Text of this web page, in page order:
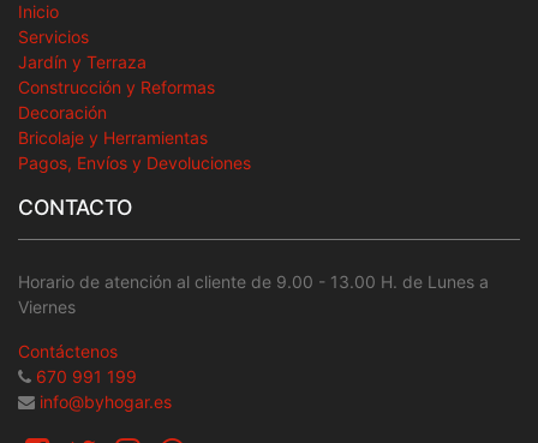
Inicio
Servicios
Jardín y Terraza
Construcción y Reformas
Decoración
Bricolaje y Herramientas
Pagos, Envíos y Devoluciones
CONTACTO
Horario de atención al cliente de 9.00 - 13.00 H. de Lunes a
Viernes
Contáctenos
670 991 199
info@byhogar.es